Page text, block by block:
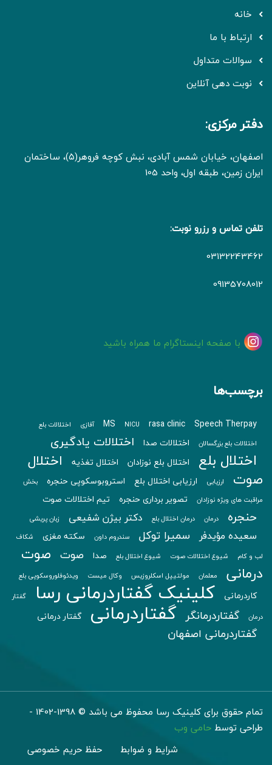
خانه
ارتباط با ما
سوالات متداول
نوبت دهی آنلاین
دفتر مرکزی:
اصفهان، خیابان شمس آبادی، نبش کوچه فروهر(۵)، ساختمان
ایران زمین، طبقه اول، واحد 105
تلفن تماس و رزرو نوبت:
03132243462
09135708012
با صفحه اینستاگرام ما همراه باشید
برچسب‌ها
MS NICU rasa clinic Speech Therpay آفازی
اختلالات بلع
اختلالات بلع بزرگسالان
اختلالات صدا اختلالات یادگیری
اختلال بلع اختلال بلع نوزادان اختلال تغذیه
اختلال
صوت
ارزیابی ارزیابی اختلال بلع استروبوسکوپی حنجره
بخش
مراقبت های ویژه نوزادان
تصویر برداری حنجره تیم اختلالات صوت
حنجره درمان درمان اختلال بلع دکتر بیژن شفیعی زبان پریشی
سعیده مؤیدفر سمیرا توکل سندروم داون سکته مغزی
شکاف
لب و کام
شیوع اختلالات صوت شیوع اختلال بلع صدا صوت صوت
درمانی
معلمان مولتیپل اسکلروزیس وکال میست ویدئوفلوروسکوپی بلع
کاردرمانی کلینیک گفتاردرمانی رسا
گفتار
درمان
گفتاردرمانگر گفتاردرمانی گفتار درمانی
گفتاردرمانی اصفهان
تمام حقوق برای کلینیک رسا محفوظ می باشد © 1398-1402 -
طراحی توسط حامی وب
شرایط و ضوابط
حفظ حریم خصوصی